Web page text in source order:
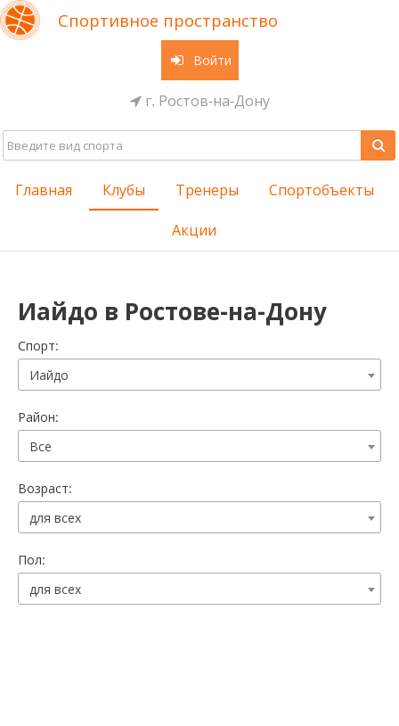
Спортивное пространство
Войти
г. Ростов-на-Дону
Главная Клубы Тренеры Спортобъекты
Акции
Иайдо в Ростове-на-Дону
Cпорт:
Иайдо
Район:
Все
Возраст:
для всех
Пол:
для всех